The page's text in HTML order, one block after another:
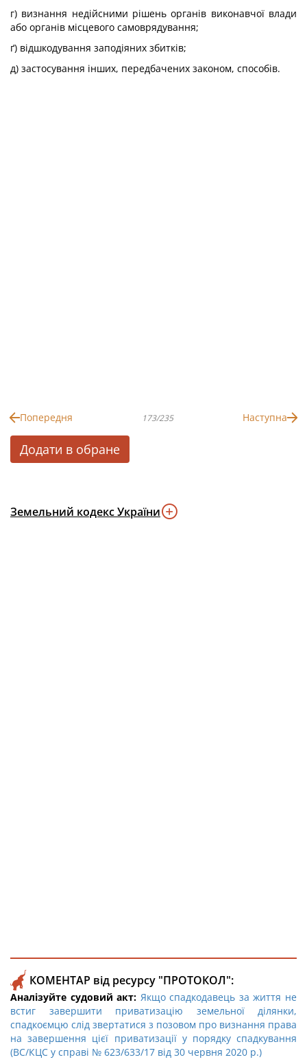
г) визнання недійсними рішень органів виконавчої влади
або органів місцевого самоврядування;
ґ) відшкодування заподіяних збитків;
д) застосування інших, передбачених законом, способів.
Попередня 173/235 Наступна
Додати в обране
Земельний кодекс України
КОМЕНТАР від ресурсу "ПРОТОКОЛ":
Аналізуйте судовий акт: Якщо спадкодавець за життя не
встиг завершити приватизацію земельної ділянки,
спадкоємцю слід звертатися з позовом про визнання права
на завершення цієї приватизації у порядку спадкування
(ВС/КЦС у справі № 623/633/17 від 30 червня 2020 р.)